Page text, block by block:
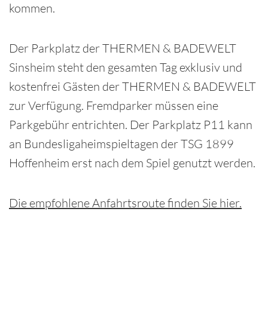
kommen.
Der Parkplatz der THERMEN & BADEWELT
Sinsheim steht den gesamten Tag exklusiv und
kostenfrei Gästen der THERMEN & BADEWELT
zur Verfügung. Fremdparker müssen eine
Parkgebühr entrichten. Der Parkplatz P11 kann
an Bundesligaheimspieltagen der TSG 1899
Hoffenheim erst nach dem Spiel genutzt werden.
Die empfohlene Anfahrtsroute finden Sie hier.